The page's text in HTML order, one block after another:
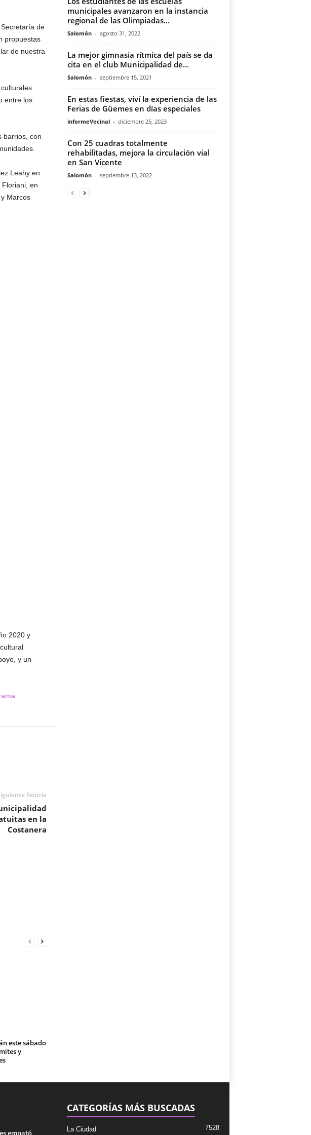
de
propuestas
de nuestra
entre los
barrios, con
Leahy en
en
Marcos
2020 y
y un
Noticia
en la
Costanera
este sábado
y
municipales avanzaron en la instancia
regional de las Olimpiadas...
Salomón - agosto 31, 2022
La mejor gimnasia rítmica del país se da
cita en el club Municipalidad de...
Salomón - septiembre 15, 2021
En estas fiestas, viví la experiencia de las
Ferias de Güemes en días especiales
informeVecinal - diciembre 25, 2023
Con 25 cuadras totalmente
rehabilitadas, mejora la circulación vial
en San Vicente
Salomón - septiembre 13, 2022
empató
CATEGORÍAS MÁS BUSCADAS
La Ciudad 7528